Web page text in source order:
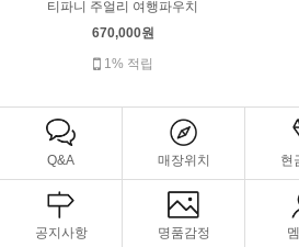
티파니 주얼리 여행파우치
670,000원
1% 적립
Q&A 매장위치 현
공지사항 명품감정